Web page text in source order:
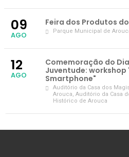
09
AGO
Feira dos Produtos
Parque Municipal de
12
AGO
Comemoração do
Juventude:
Smartphone"
Auditório da Casa dos
Arouca, Auditório da Casa
Histórico de Arouca